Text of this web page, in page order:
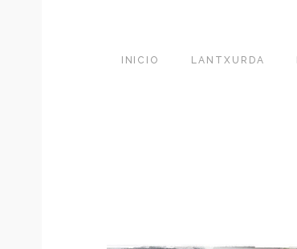
INICIO LANTXURDA